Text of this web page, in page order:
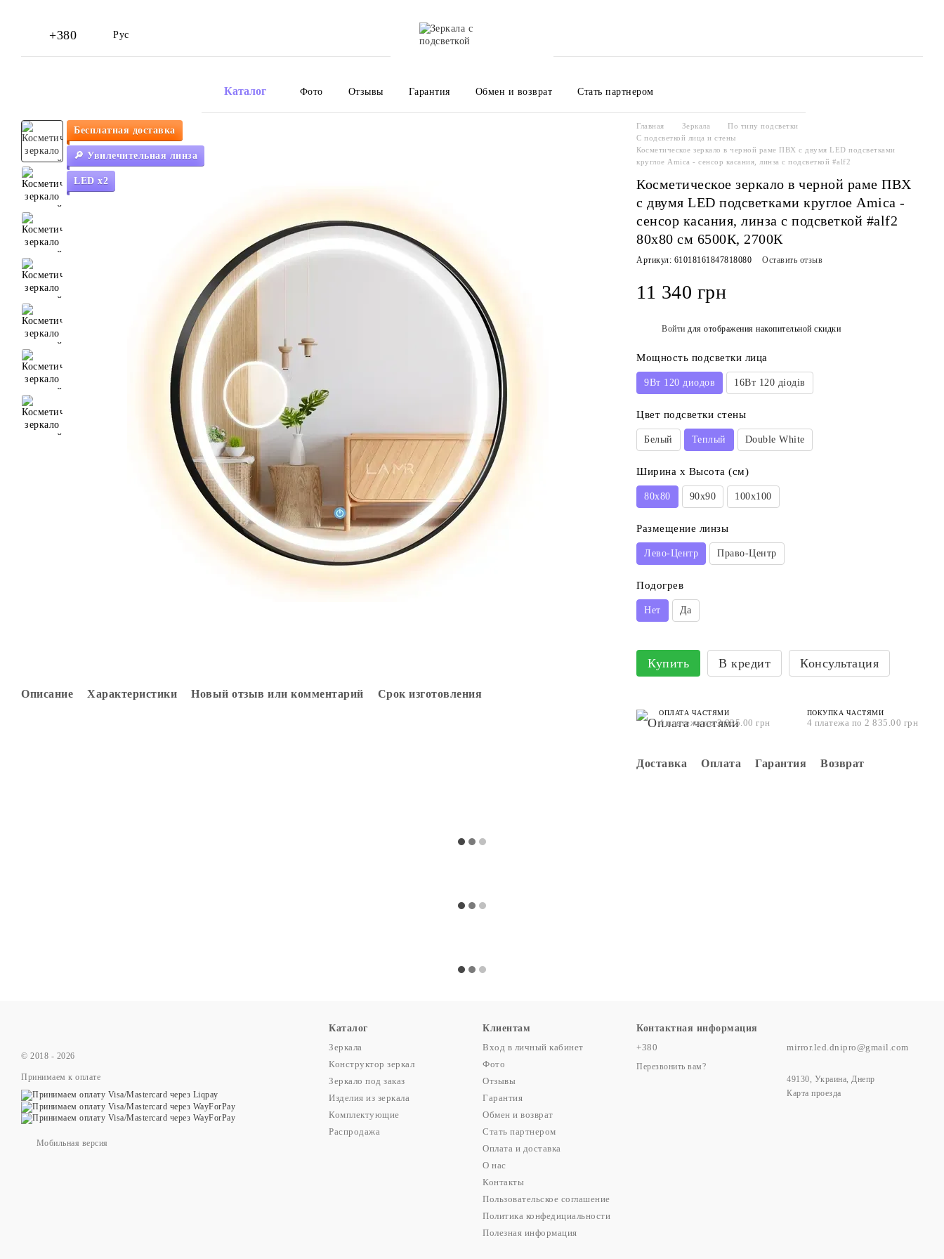
+380 Рус
Каталог Фото Отзывы Гарантия Обмен и возврат
Стать партнером
Бесплатная доставка
🔎 Увилечительная линза
LED x2
Описание Характеристики Новый отзыв или комментарий Срок изготовления
Главная Зеркала
По типу подсветки
С подсветкой лица и стены
Косметическое зеркало в черной раме ПВХ с двумя LED подсветками
круглое Amica - сенсор касания, линза с подсветкой #alf2
Косметическое зеркало в черной раме ПВХ
с двумя LED подсветками круглое Amica -
сенсор касания, линза с подсветкой #alf2
80x80 см 6500К, 2700К
Артикул: 61018161847818080 Оставить отзыв
11 340 грн
Войти для отображения накопительной скидки
Мощность подсветки лица
9Вт 120 диодов 16Вт 120 діодів
Цвет подсветки стены
Белый Теплый Double White
Ширина х Высота (см)
80x80 90x90 100x100
Размещение линзы
Лево-Центр Право-Центр
Подогрев
Нет Да
Купить В кредит Консультация
ОПЛАТА ЧАСТЯМИ
4 платежа по 2 835.00 грн
ПОКУПКА ЧАСТЯМИ
4 платежа по 2 835.00 грн
Доставка Оплата Гарантия Возврат
© 2018 - 2026
Принимаем к оплате
Мобильная версия
Каталог
Зеркала
Конструктор зеркал
Зеркало под заказ
Изделия из зеркала
Комплектующие
Распродажа
Клиентам
Вход в личный кабинет
Фото
Отзывы
Гарантия
Обмен и возврат
Стать партнером
Оплата и доставка
О нас
Контакты
Пользовательское соглашение
Политика конфедициальности
Полезная информация
Контактная информация
+380
Перезвонить вам?
mirror.led.dnipro@gmail.com
49130, Украина, Днепр
Карта проезда